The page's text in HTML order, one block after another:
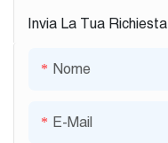
Invia La Tua Richiesta
Nome
E-Mail